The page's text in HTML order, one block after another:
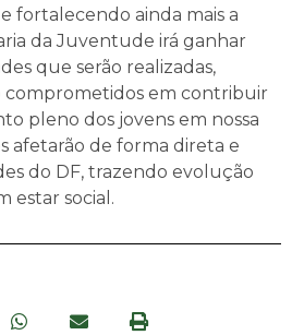
fortalecendo ainda mais a
da Juventude irá ganhar
que serão realizadas,
comprometidos em contribuir
pleno dos jovens em nossa
afetarão de forma direta e
do DF, trazendo evolução
estar social.